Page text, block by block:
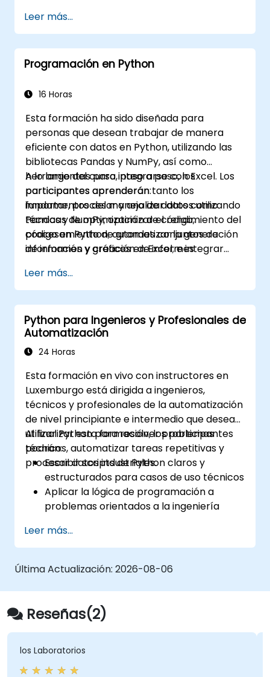
datos y gestión de transacciones.
Desarrollar e implementar beans de
sesión EJB 3 y aplicaciones web.
Utilizar el servicio de mensajería de JBoss
aplicaciones JMS.
de Gestión de Java (JMX) y la Consola de
Administración.
Implementar JBoss Drools para la gestión
de reglas empresariales y utilizar la
herramienta Guvnor para el desarrollo y
pruebas de reglas.
Leer más...
Programación en Python
16 Horas
Esta formación ha sido diseñada para
personas que desean trabajar de manera
eficiente con datos en Python, utilizando las
bibliotecas Pandas y NumPy, así como
herramientas para integrarse con Excel. Los
participantes aprenderán tanto los
fundamentos del manejo de datos como
técnicas de optimización de código,
procesamiento de grandes conjuntos de
información y creación de informes
A lo largo del curso, paso a paso, los
participantes aprenderán:
importar, procesar y analizar datos utilizando
Pandas y NumPy; optimizar el rendimiento del
código en Python; automatizar la generación
de informes y gráficos en Excel; e integrar
analítico coherente.
Leer más...
Python para Ingenieros y Profesionales de
Automatización
24 Horas
Esta formación en vivo con instructores en
Luxemburgo está dirigida a ingenieros,
técnicos y profesionales de la automatización
de nivel principiante e intermedio que desean
utilizar Python para resolver problemas
técnicos, automatizar tareas repetitivas y
procesar datos industriales.
Al finalizar esta formación, los participantes
podrán:
Escribir scripts de Python claros y
estructurados para casos de uso técnicos
Aplicar la lógica de programación a
problemas orientados a la ingeniería
procedentes de archivos CSV, registros
(logs) y archivos de texto
Automatizar flujos de trabajo repetitivos
Leer más...
Última Actualización: 2026-08-06
Reseñas(2)
los Laboratorios